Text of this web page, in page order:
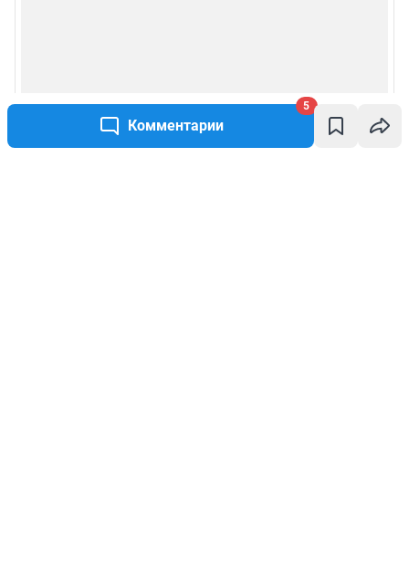
Комментарии
5